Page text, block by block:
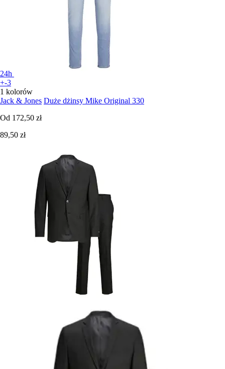
24h
+-3
1 kolorów
Jack & Jones Duże dżinsy Mike Original 330
Od 172,50 zł
89,50 zł